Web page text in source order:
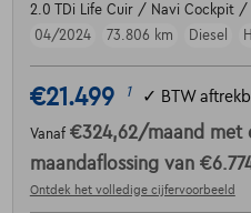
2.0 TDi Life Cuir / Navi Cockpit /
04/2024
73.806 km Diesel
€21.499 1 ✓ BTW
Vanaf €324,62/maand met
maandaflossing van
Ontdek het volledige cijfervoorbeeld